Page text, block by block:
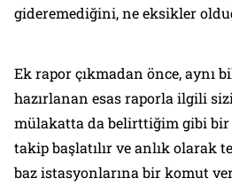
gideremediğini, ne eksikler
Ek rapor çıkmadan önce, aynı
hazırlanan esas raporla ilgili
mülakatta da belirttiğim gibi
takip başlatılır ve anlık olarak
baz istasyonlarına bir komut